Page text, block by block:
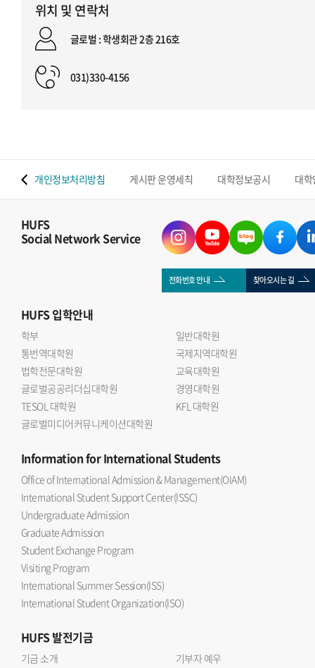
위치 및 연락처
글로벌 : 학생회관 2층 216호
031)330-4156
개인정보처리방침 게시판 운영세칙 대학정보공시 대
HUFS
Social Network Service
전화번호 안내 찾아오시는 길
HUFS입학안내
학부
일반대학원
통번역대학원
국제지역대학원
법학전문대학원
교육대학원
글로벌공공리더십대학원
경영대학원
TESOL 대학원
KFL 대학원
글로벌미디어커뮤니케이션대학원
Informationfor International Students
Office of International Admission & Management(OIAM)
International Student Support Center(ISSC)
Undergraduate Admission
Graduate Admission
Student Exchange Program
Visiting Program
International Summer Session(ISS)
International Student Organization(ISO)
HUFS발전기금
기금 소개
기부자 예우